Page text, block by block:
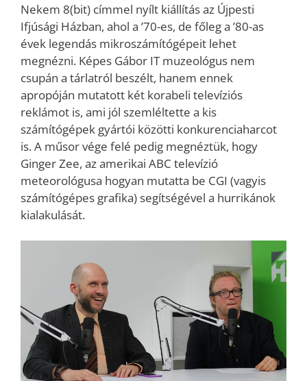
Nekem 8(bit) címmel nyílt kiállítás az Újpesti
Ifjúsági Házban, ahol a ’70-es, de főleg a ’80-as
évek legendás mikroszámítógépeit lehet
megnézni. Képes Gábor IT muzeológus nem
csupán a tárlatról beszélt, hanem ennek
apropóján mutatott két korabeli televíziós
reklámot is, ami jól szemléltette a kis
számítógépek gyártói közötti konkurenciaharcot
is. A műsor vége felé pedig megnéztük, hogy
Ginger Zee, az amerikai ABC televízió
meteorológusa hogyan mutatta be CGI (vagyis
számítógépes grafika) segítségével a hurrikánok
kialakulását.